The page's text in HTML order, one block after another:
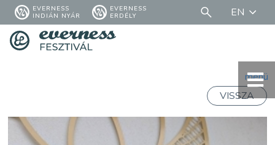
EVERNESS
INDIÁN NYÁR
EVERNESS
ERDÉLY
EN
menü
VISSZA